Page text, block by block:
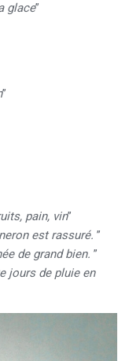
glace”
”
pain, vin”
est rassuré. ”
de grand bien. ”
jours de pluie en